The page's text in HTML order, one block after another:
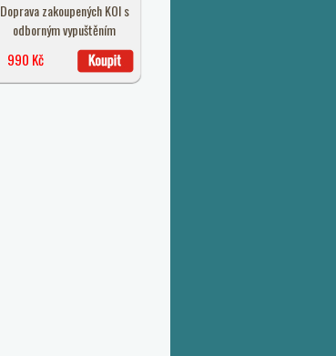
Doprava zakoupených KOI s
odborným vypuštěním
990 Kč